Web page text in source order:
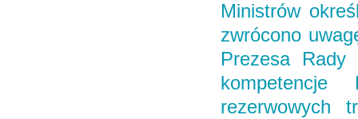
Ministrów
zwrócono
Prezesa Rady
rezerwowych